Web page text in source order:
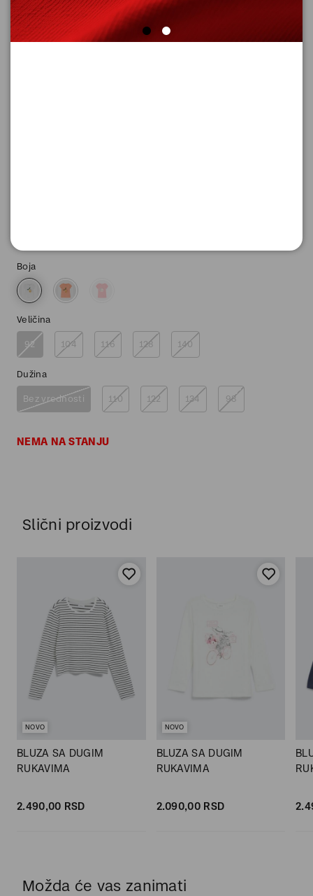
Boja
Veličina
92 104 116 128 140
Dužina
Bez vrednosti 110 122 134 98
NEMA NA STANJU
Slični proizvodi
NOVO
BLUZA SA DUGIM
RUKAVIMA
2.490,00 RSD
NOVO
BLUZA SA DUGIM
RUKAVIMA
2.090,00 RSD
Možda će vas zanimati